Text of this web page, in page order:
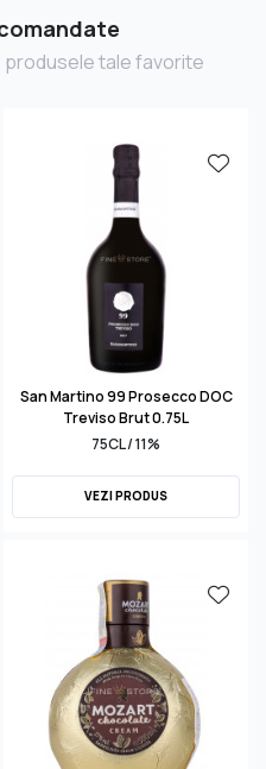
produsele tale favorite
San Martino 99 Prosecco DOC
Treviso Brut 0.75L
75CL / 11%
VEZI PRODUS